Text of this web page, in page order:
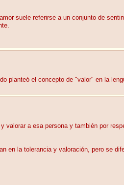
suele referirse a un conjunto de
planteó el concepto de "valor" en la
a esa persona y también por
en la tolerancia y valoración, pero se